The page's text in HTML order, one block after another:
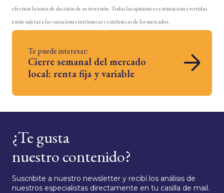
efectuar la toma de decisión de su inversión. Todas las opiniones o estimaciones vertidas
están sujetas a las variaciones intrínsecas y extrínsecas de los mercados.
Te puede interesar:
Cierre semanal del mercado
local: renta fija y variable
¿Te gusta
nuestro contenido?
Suscribite a nuestro newsletter y recibí los análisis de
nuestros especialistas directamente en tu casilla de mail.